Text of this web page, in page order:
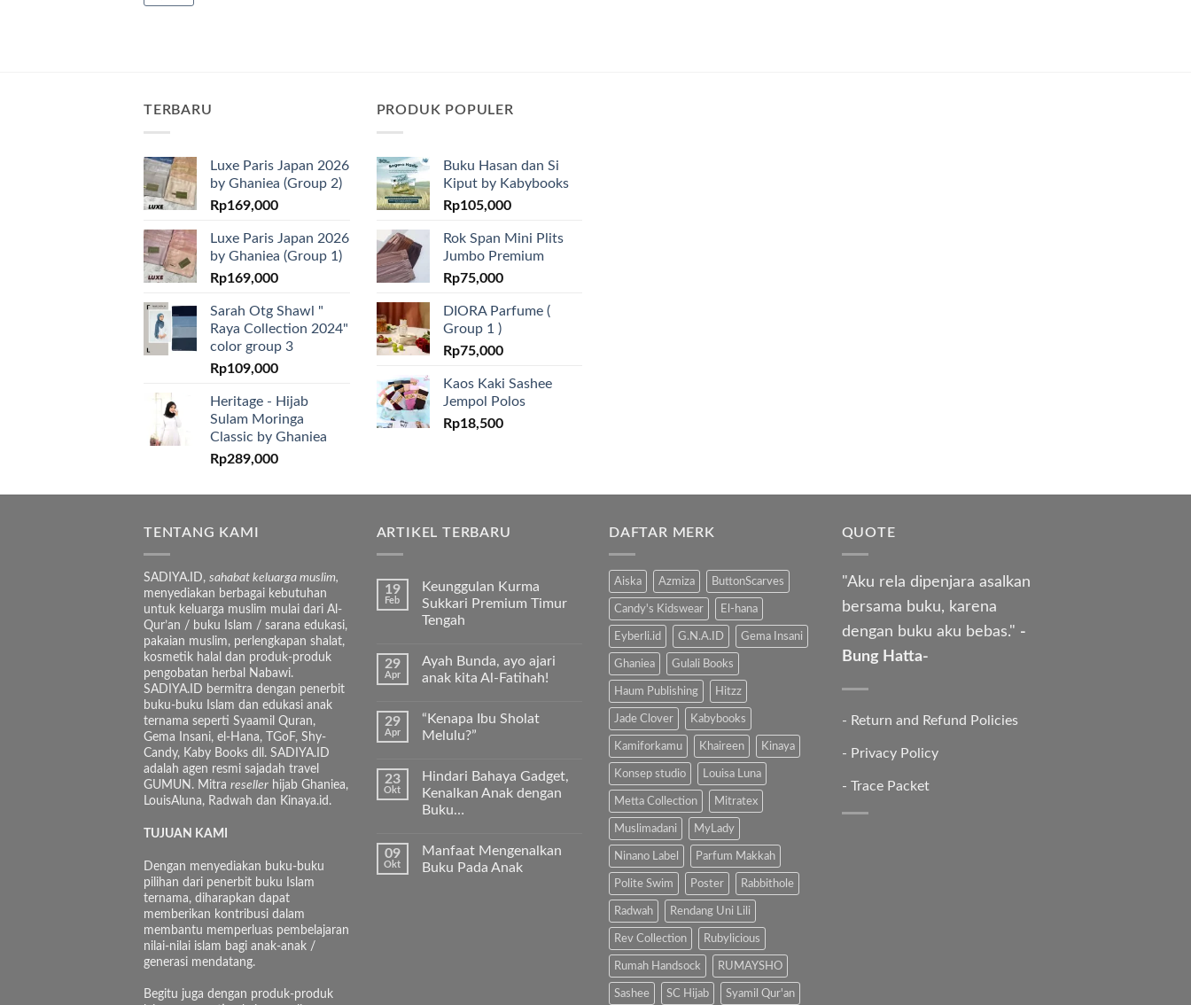
TERBARU
Luxe Paris Japan 2026
by Ghaniea (Group 2)
Rp169,000
Luxe Paris Japan 2026
by Ghaniea (Group 1)
Rp169,000
Sarah Otg Shawl "
Raya Collection 2024"
color group 3
Rp109,000
Heritage - Hijab
Sulam Moringa
Classic by Ghaniea
Rp289,000
PRODUK POPULER
Buku Hasan dan Si
Kiput by Kabybooks
Rp105,000
Rok Span Mini Plits
Jumbo Premium
Rp75,000
DIORA Parfume (
Group 1 )
Rp75,000
Kaos Kaki Sashee
Jempol Polos
Rp18,500
TENTANG KAMI
SADIYA.ID, sahabat keluarga muslim,
menyediakan berbagai kebutuhan
untuk keluarga muslim mulai dari Al-
Qur’an / buku Islam / sarana edukasi,
pakaian muslim, perlengkapan shalat,
kosmetik halal dan produk-produk
pengobatan herbal Nabawi.
SADIYA.ID bermitra dengan penerbit
buku-buku Islam dan edukasi anak
ternama seperti Syaamil Quran,
Gema Insani, el-Hana, TGoF, Shy-
Candy, Kaby Books dll. SADIYA.ID
adalah agen resmi sajadah travel
GUMUN. Mitra reseller hijab Ghaniea,
LouisAluna, Radwah dan Kinaya.id.
TUJUAN KAMI
Dengan menyediakan buku-buku
pilihan dari penerbit buku Islam
ternama, diharapkan dapat
memberikan kontribusi dalam
membantu memperluas pembelajaran
nilai-nilai islam bagi anak-anak /
generasi mendatang.
Begitu juga dengan produk-produk
ARTIKEL TERBARU
19
Feb
Keunggulan Kurma
Sukkari Premium Timur
Tengah
komentar
Keunggulan
Premium
Timur
Tengah
29
Apr
Ayah Bunda, ayo ajari
anak kita Al-Fatihah!
komentar
pada
Ayah
ajari
anak
kita
Al-
29
Apr
“Kenapa Ibu Sholat
Melulu?”
komentar
pada
“Kenapa
Ibu
23
Okt
Hindari Bahaya Gadget,
Kenalkan Anak dengan
Buku…
komentar
pada
Hindari
09
Okt
Manfaat Mengenalkan
Buku Pada Anak
DAFTAR MERK
Aiska Azmiza ButtonScarves
Candy's Kidswear El-hana
Eyberli.id G.N.A.ID Gema Insani
Ghaniea Gulali Books
Haum Publishing Hitzz
Jade Clover Kabybooks
Kamiforkamu Khaireen Kinaya
Konsep studio Louisa Luna
Metta Collection Mitratex
Muslimadani MyLady
Ninano Label Parfum Makkah
Polite Swim Poster Rabbithole
Radwah Rendang Uni Lili
Rev Collection Rubylicious
Rumah Handsock RUMAYSHO
Sashee SC Hijab Syamil Qur'an
QUOTE
"Aku rela dipenjara asalkan
bersama buku, karena
dengan buku aku bebas." -
Bung Hatta-
- Return and Refund Policies
- Privacy Policy
- Trace Packet